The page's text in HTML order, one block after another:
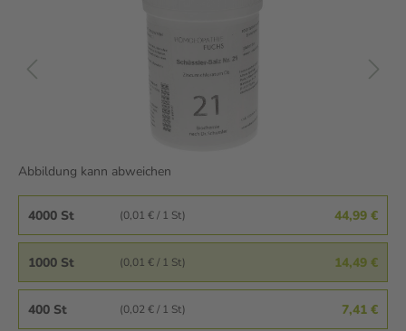
Abbildung kann abweichen
4000 St (0,01 € / 1 St) 44,99 €
1000 St (0,01 € / 1 St) 14,49 €
400 St (0,02 € / 1 St) 7,41 €